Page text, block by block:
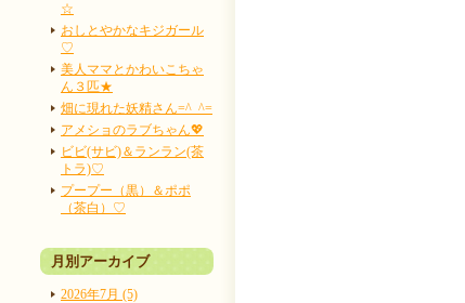
☆
おしとやかなキジガール
♡
美人ママとかわいこちゃ
ん３匹★
畑に現れた妖精さん=^_^=
アメショのラブちゃん💖
ビビ(サビ)＆ランラン(茶
トラ)♡
プープー（黒）＆ポポ
（茶白）♡
月別アーカイブ
2026年7月 (5)